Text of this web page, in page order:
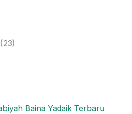
(23)
Baina Yadaik Terbaru